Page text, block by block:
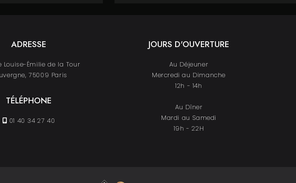
ADRESSE
Louise-Émilie de la Tour
75009 Paris
TÉLÉPHONE
01 40 34 27 40
JOURS D'OUVERTURE
Au Déjeuner
Mercredi au Dimanche
12h - 14h
Au Dîner
Mardi au Samedi
19h - 22H